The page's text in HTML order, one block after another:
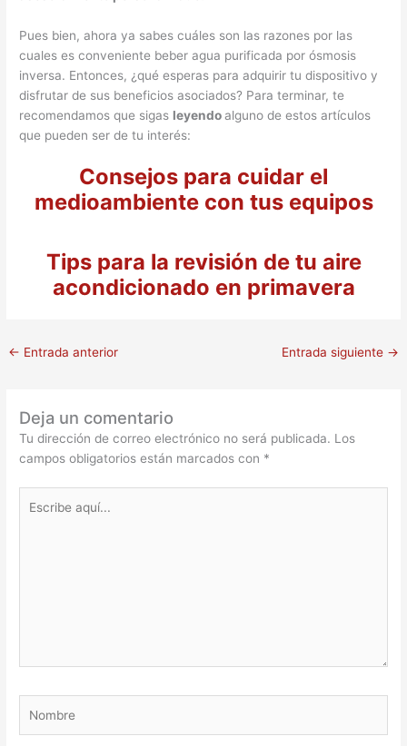
Pues bien, ahora ya sabes cuáles son las razones por las
cuales es conveniente beber agua purificada por ósmosis
inversa. Entonces, ¿qué esperas para adquirir tu dispositivo y
disfrutar de sus beneficios asociados? Para terminar, te
recomendamos que sigas leyendoalguno de estos artículos
que pueden ser de tu interés:
Consejos para cuidar el
medioambiente con tus equipos
Tips para la revisión de tu aire
acondicionado en primavera
← Entrada anterior Entrada siguiente →
Deja un comentario
Tu dirección de correo electrónico no será publicada. Los
campos obligatorios están marcados con *
aquí...